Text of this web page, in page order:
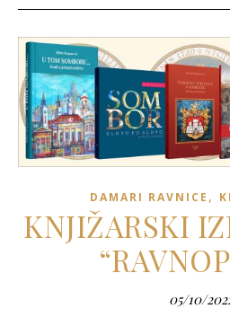
DAMARI RAVNICE ,
KNJIŽARSKI
05/10/